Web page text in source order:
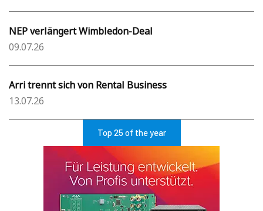
NEP verlängert Wimbledon-Deal
09.07.26
Arri trennt sich von Rental Business
13.07.26
Top 25 of the year